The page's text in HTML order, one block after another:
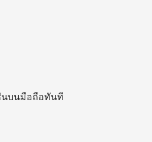
นบนมือถือทันที